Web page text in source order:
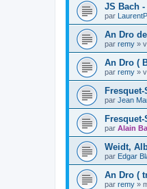
JS Bach
par
An Dro
par remy »
An Dro (
par remy »
par Jean
par Alain
Weidt,
par Edgar
An Dro (
par remy »